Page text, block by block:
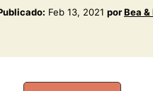
Feb 13, 2021 porBea